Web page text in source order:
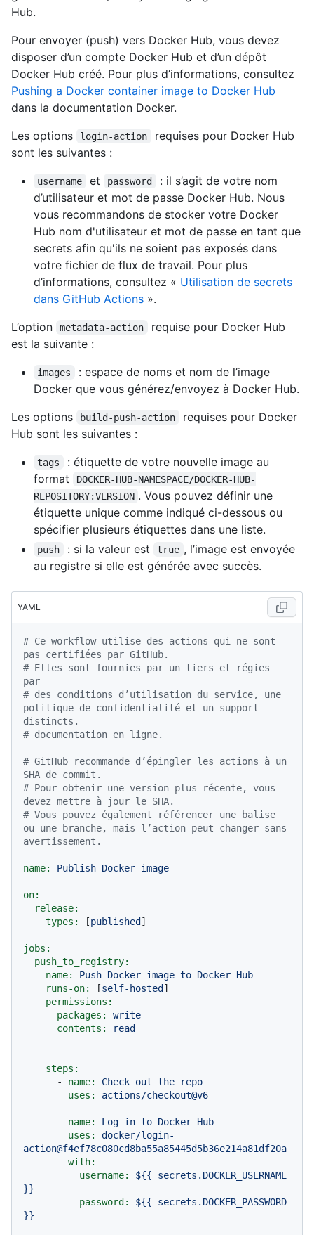
Hub.
Pour envoyer (push) vers Docker Hub, vous devez
disposer d’un compte Docker Hub et d’un dépôt
Docker Hub créé. Pour plus d’informations, consultez
Pushing a Docker container image to Docker Hub
dans la documentation Docker.
Les options
login-action
requises pour Docker Hub
sont les suivantes :
username et password
: il s’agit de votre nom
d’utilisateur et mot de passe Docker Hub. Nous
vous recommandons de stocker votre Docker
Hub nom d'utilisateur et mot de passe en tant que
secrets afin qu'ils ne soient pas exposés dans
votre fichier de flux de travail. Pour plus
d’informations, consultez « Utilisation de secrets
dans GitHub Actions ».
L’option
metadata-action
requise pour Docker Hub
est la suivante :
images
: espace de noms et nom de l’image
Docker que vous générez/envoyez à Docker Hub.
Les options
build-push-action
requises pour Docker
Hub sont les suivantes :
tags
: étiquette de votre nouvelle image au
format
DOCKER-HUB-NAMESPACE/DOCKER-HUB-
REPOSITORY:VERSION . Vous pouvez définir une
étiquette unique comme indiqué ci-dessous ou
spécifier plusieurs étiquettes dans une liste.
push : si la valeur est true , l’image est envoyée
au registre si elle est générée avec succès.
YAML
# Ce workflow utilise des actions qui ne sont
pas certifiées par GitHub.
# Elles sont fournies par un tiers et régies
par
# des conditions d’utilisation du service, une
politique de confidentialité et un support
distincts.
# documentation en ligne.
# GitHub recommande d’épingler les actions à un
SHA de commit.
# Pour obtenir une version plus récente, vous
devez mettre à jour le SHA.
# Vous pouvez également référencer une balise
ou une branche, mais l’action peut changer sans
avertissement.
name: Publish Docker image
on:
release:
types:
[published ]
jobs:
push_to_registry:
name:
Push Docker image to Docker Hub
runs-on:
[self-hosted ]
permissions:
packages:
write
contents:
read
steps:
-
name: Check out the
repo
uses:
actions/checkout@v6
- name: Log in to Docker Hub
uses:
docker/login-
action@f4ef78c080cd8ba55a85445d5b36e214a81df20a
with:
username:
${{
secrets.DOCKER_USERNAME
}}
password:
${{
secrets.DOCKER_PASSWORD
}}